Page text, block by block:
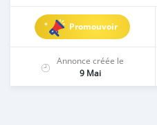
Promouvoir
Annonce créée le
9 Mai